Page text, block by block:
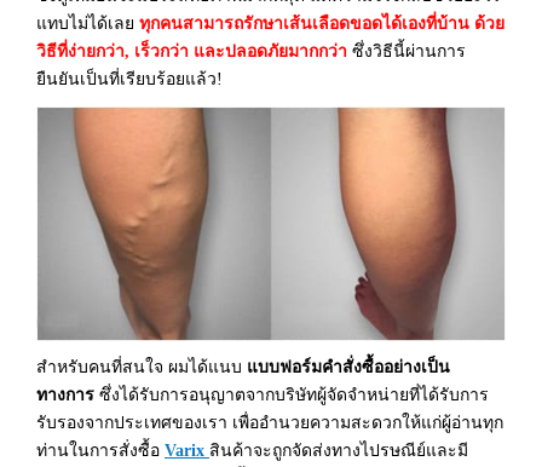
แทบไม่ได้เลย ทุกคนสามารถรักษาเส้นเลือดขอดได้เองที่บ้าน ด้วย
วิธีที่ง่ายกว่า, เร็วกว่า และปลอดภัยมากกว่า ซึ่งวิธีนี้ผ่านการ
ยืนยันเป็นที่เรียบร้อยแล้ว!
สำหรับคนที่สนใจ ผมได้แนบ แบบฟอร์มคำสั่งซื้ออย่างเป็น
ทางการ ซึ่งได้รับการอนุญาตจากบริษัทผู้จัดจำหน่ายที่ได้รับการ
รับรองจากประเทศของเรา เพื่ออำนวยความสะดวกให้แก่ผู้อ่านทุก
ท่านในการสั่งซื้อ Varix สินค้าจะถูกจัดส่งทางไปรษณีย์และมี